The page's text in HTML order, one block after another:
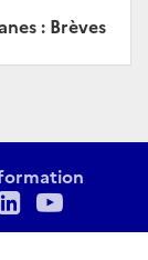
: Brèves
LinkedIn